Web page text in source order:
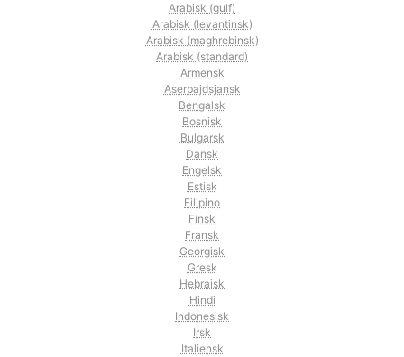
Arabisk (gulf)
Arabisk (levantinsk)
Arabisk (maghrebinsk)
Arabisk (standard)
Armensk
Aserbajdsjansk
Bengalsk
Bosnisk
Bulgarsk
Dansk
Engelsk
Estisk
Filipino
Finsk
Fransk
Georgisk
Gresk
Hebraisk
Hindi
Indonesisk
Irsk
Italiensk